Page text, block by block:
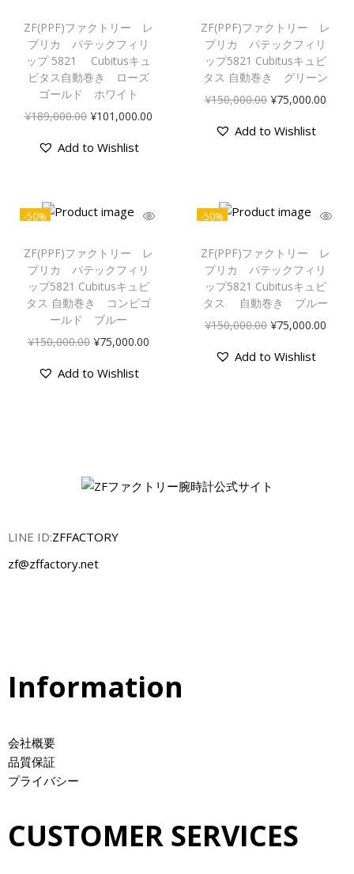
ZF(PPF)ファクトリー レ
プリカ パテックフィリ
ップ 5821 Cubitusキュ
ビタス自動巻き ローズ
ゴールド ホワイト
¥189,000.00 ¥101,000.00
Add to Wishlist
ZF(PPF)ファクトリー レ
プリカ パテックフィリ
ップ5821 Cubitusキュビ
タス 自動巻き グリーン
¥150,000.00 ¥75,000.00
Add to Wishlist
-50%
ZF(PPF)ファクトリー レ
プリカ パテックフィリ
ップ5821 Cubitusキュビ
タス 自動巻き コンビゴ
ールド ブルー
¥150,000.00 ¥75,000.00
Add to Wishlist
-50%
ZF(PPF)ファクトリー レ
プリカ パテックフィリ
ップ5821 Cubitusキュビ
タス 自動巻き ブルー
¥150,000.00 ¥75,000.00
Add to Wishlist
LINE ID:ZFFACTORY
zf@zffactory.net
Information
会社概要
品質保証
プライバシー
CUSTOMER SERVICES